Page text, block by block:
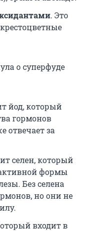
. Это
о суперфуде
йод, который
гормонов
отвечает за
селен, который
формы
Без селена
но они не
входит в